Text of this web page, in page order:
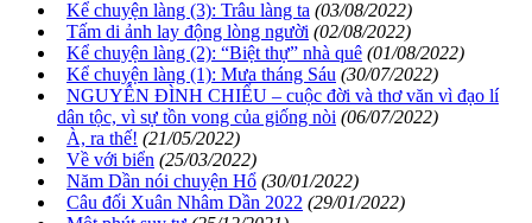
Kể chuyện làng (3): Trâu làng ta (03/08/2022)
Tấm di ảnh lay động lòng người (02/08/2022)
Kể chuyện làng (2): “Biệt thự” nhà quê (01/08/2022)
Kể chuyện làng (1): Mưa tháng Sáu (30/07/2022)
NGUYỄN ĐÌNH CHIỂU – cuộc đời và thơ văn vì đạo lí
dân tộc, vì sự tồn vong của giống nòi (06/07/2022)
À, ra thế! (21/05/2022)
Về với biển (25/03/2022)
Năm Dần nói chuyện Hổ (30/01/2022)
Câu đối Xuân Nhâm Dần 2022 (29/01/2022)